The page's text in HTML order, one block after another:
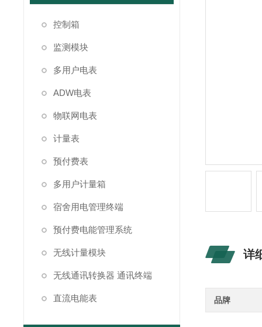
详
品牌
控制箱
监测模块
多用户电表
ADW电表
物联网电表
计量表
预付费表
多用户计量箱
宿舍用电管理终端
预付费电能管理系统
无线计量模块
无线通讯转换器 通讯终端
直流电能表